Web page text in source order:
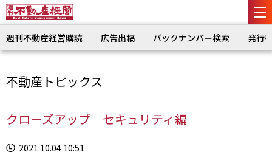
週刊不動産経営購読 広告出稿 バックナンバー検索 発行
不動産トピックス
クローズアップ セキュリティ編
2021.10.04 10:51